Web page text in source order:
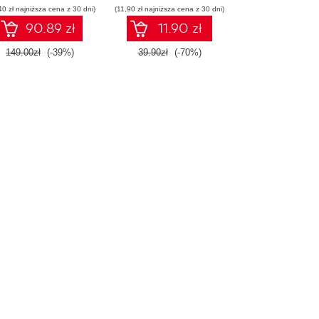
zł najniższa cena z 30 dni)
90.89 zł
149.00zł (-39%)
(11,90 zł najniższa cena z 30 dni)
11.90 zł
39.90zł (-70%)